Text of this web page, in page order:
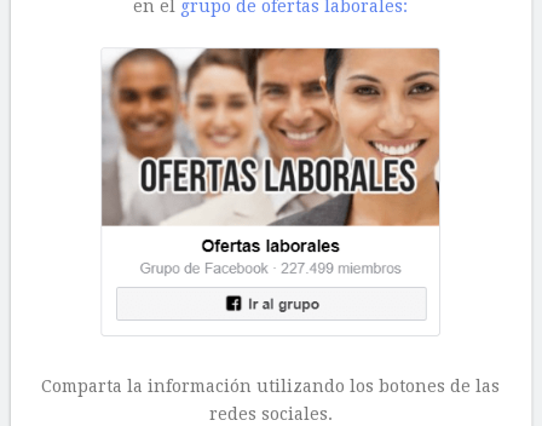
– Gestión de donaciones individuales y empresariales.
– Construcción de base de datos de donantes y posibles
Comunicaciones:
– Elaboración de propuestas comunicacionales con el
apoyo del área de comunicaciones.
– Elaboración de informes de rendición de cuentas a
Fecha límite para aplicar: 31 de diciembre de 2018.